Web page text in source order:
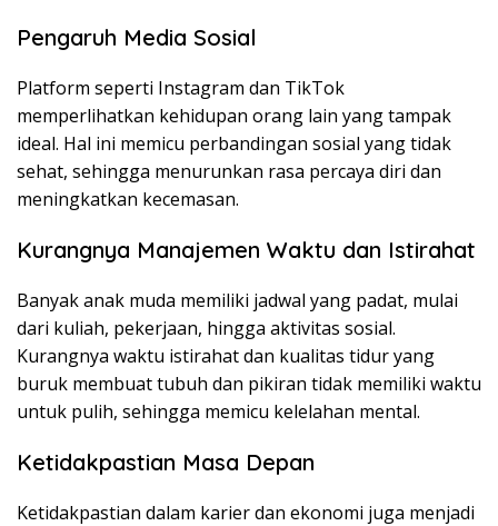
Pengaruh Media Sosial
Platform seperti Instagram dan TikTok
memperlihatkan kehidupan orang lain yang tampak
ideal. Hal ini memicu perbandingan sosial yang tidak
sehat, sehingga menurunkan rasa percaya diri dan
meningkatkan kecemasan.
Kurangnya Manajemen Waktu dan Istirahat
Banyak anak muda memiliki jadwal yang padat, mulai
dari kuliah, pekerjaan, hingga aktivitas sosial.
Kurangnya waktu istirahat dan kualitas tidur yang
buruk membuat tubuh dan pikiran tidak memiliki waktu
untuk pulih, sehingga memicu kelelahan mental.
Ketidakpastian Masa Depan
Ketidakpastian dalam karier dan ekonomi juga menjadi